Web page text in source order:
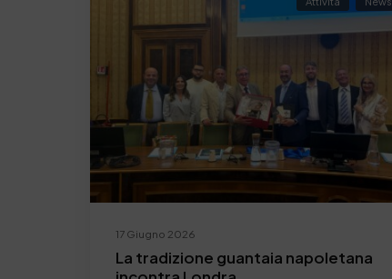
17 Giugno 2026
La tradizione guantaia napoletana